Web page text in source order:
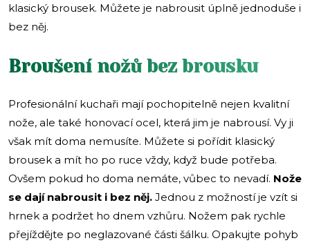
klasický brousek. Můžete je nabrousit úplně jednoduše i
bez něj.
Broušení nožů bez brousku
Profesionální kuchaři mají pochopitelně nejen kvalitní
nože, ale také honovací ocel, která jim je nabrousí. Vy ji
však mít doma nemusíte. Můžete si pořídit klasický
brousek a mít ho po ruce vždy, když bude potřeba.
Ovšem pokud ho doma nemáte, vůbec to nevadí. Nože
se dají nabrousit i bez něj. Jednou z možností je vzít si
hrnek a podržet ho dnem vzhůru. Nožem pak rychle
přejíždějte po neglazované části šálku. Opakujte pohyb